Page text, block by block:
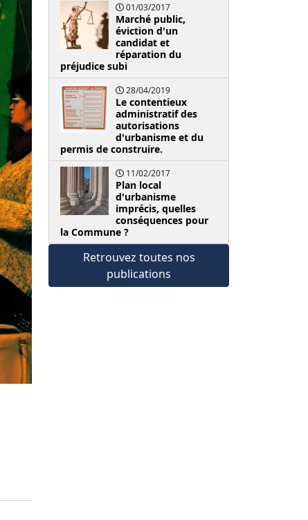
01/03/2017
Marché public,
éviction d'un
candidat et
réparation du
préjudice subi
28/04/2019
Le contentieux
administratif des
autorisations
d'urbanisme et du
permis de construire.
11/02/2017
Plan local
d'urbanisme
imprécis, quelles
conséquences pour
la Commune ?
Retrouvez toutes nos
publications